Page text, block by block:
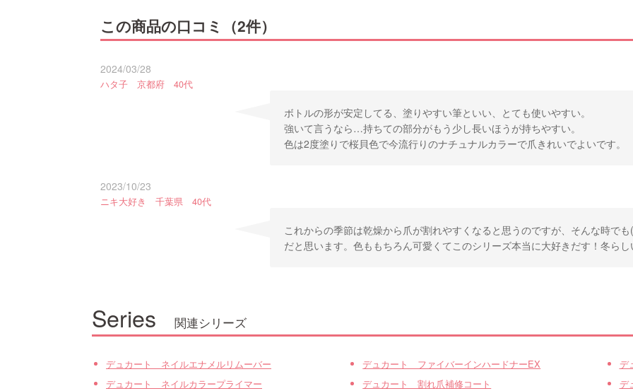
この商品の口コミ（2件）
2024/03/28
ハタ子 京都府 40代
ボトルの形が安定してる、塗りやすい筆といい、とても使いやすい。
強いて言うなら…持ちての部分がもう少し長いほうが持ちやすい。
色は2度塗りで桜貝色で今流行りのナチュナルカラーで爪きれいでよいです。
2023/10/23
ニキ大好き 千葉県 40代
これからの季節は乾燥から爪が割れやすくなると思うのですが、そんな時で
だと思います。色ももちろん可愛くてこのシリーズ本当に大好きだす！冬ら
Series 関連シリーズ
デュカート ネイルエナメルリムーバー デュカート ファイバーインハードナーEX
デ
デュカート ネイルカラープライマー
デュカート 割れ爪補修コート デ